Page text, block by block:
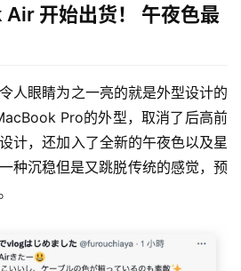
开始出货！ 午夜色最
人眼睛为之一亮的就是外型设计的
Pro的外型，取消了后高前
计，还加入了全新的午夜色以及星
种沉稳但是又跳脱传统的感觉，预